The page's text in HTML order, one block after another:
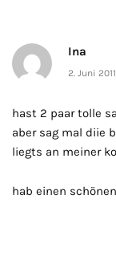
Ina
2. Juni
hast 2 paar tolle
aber sag mal diie
liegts an meiner
hab einen